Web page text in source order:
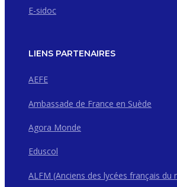
E-sidoc
LIENS PARTENAIRES
AEFE
Ambassade de France en Suède
Agora Monde
Eduscol
ALFM (Anciens des lycées français du